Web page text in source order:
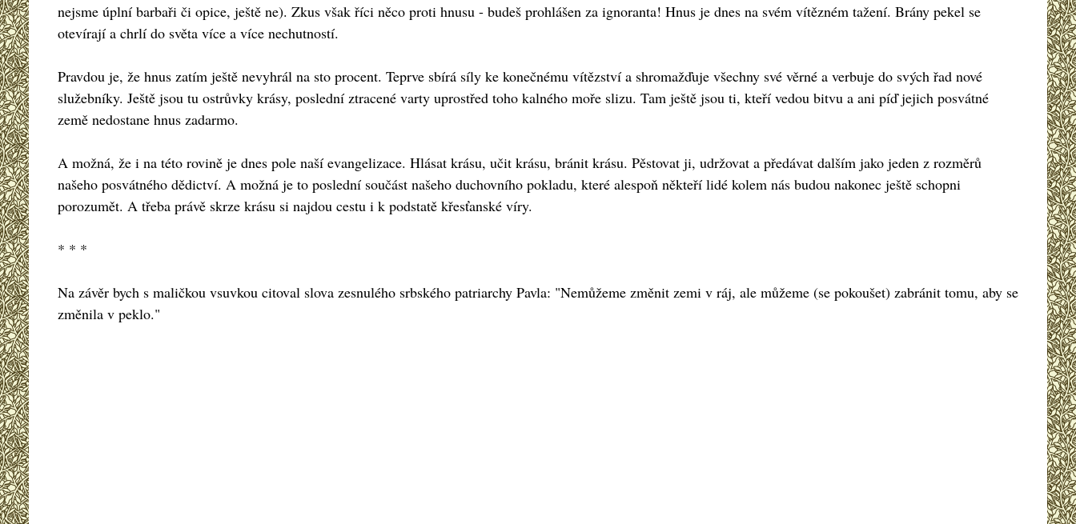
nejsme úplní barbaři či opice, ještě ne). Zkus však říci něco proti hnusu - budeš prohlášen za ignoranta! Hnus je dnes na svém vítězném tažení. Brány pekel se
otevírají a chrlí do světa více a více nechutností.
Pravdou je, že hnus zatím ještě nevyhrál na sto procent. Teprve sbírá síly ke konečnému vítězství a shromažďuje všechny své věrné a verbuje do svých řad nové
služebníky. Ještě jsou tu ostrůvky krásy, poslední ztracené varty uprostřed toho kalného moře slizu. Tam ještě jsou ti, kteří vedou bitvu a ani píď jejich posvátné
země nedostane hnus zadarmo.
A možná, že i na této rovině je dnes pole naší evangelizace. Hlásat krásu, učit krásu, bránit krásu. Pěstovat ji, udržovat a předávat dalším jako jeden z rozměrů
našeho posvátného dědictví. A možná je to poslední součást našeho duchovního pokladu, které alespoň někteří lidé kolem nás budou nakonec ještě schopni
porozumět. A třeba právě skrze krásu si najdou cestu i k podstatě křesťanské víry.
* * *
Na závěr bych s maličkou vsuvkou citoval slova zesnulého srbského patriarchy Pavla: "Nemůžeme změnit zemi v ráj, ale můžeme (se pokoušet) zabránit tomu, aby se
změnila v peklo."